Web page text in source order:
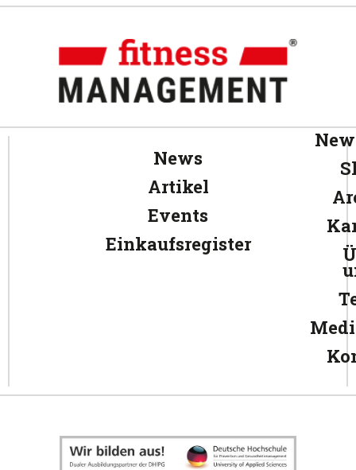
News
Artikel
Events
Einkaufsregister